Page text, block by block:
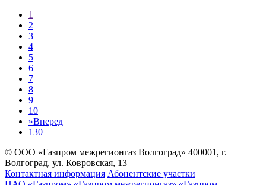
1
2
3
4
5
6
7
8
9
10
»Вперед
130
© ООО «Газпром межрегионгаз Волгоград» 400001, г.
Волгоград, ул. Ковровская, 13
Контактная информация Абонентские участки